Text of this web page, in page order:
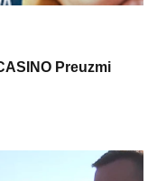
Preuzmi